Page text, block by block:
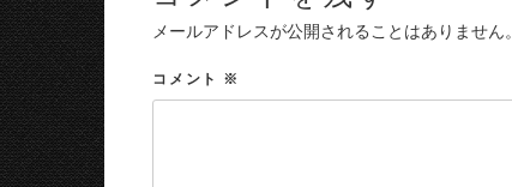
メールアドレスが公開されることはありません。
コメント ※